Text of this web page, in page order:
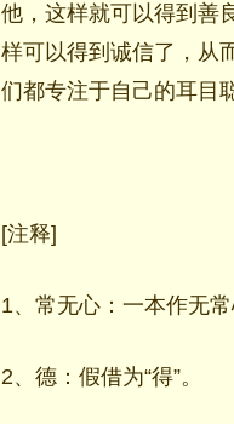
他，这样就可以得到善
样可以得到诚信了，从
们都专注于自己的耳目
[注释]
1、常无心：一本作无
2、德：假借为“得”。